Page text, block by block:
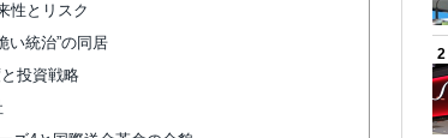
性とリスク
い統治”の同居
投資戦略